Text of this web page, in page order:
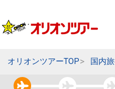
オリオンツアーTOP 国内